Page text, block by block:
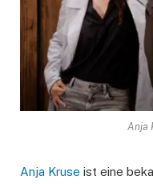
Anja
Anja Kruse ist eine